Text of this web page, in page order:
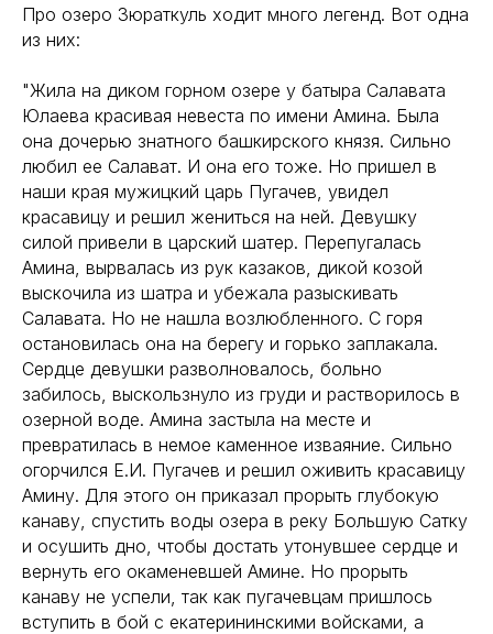
Про озеро Зюраткуль ходит много легенд. Вот одна
из них:
"Жила на диком горном озере у батыра Салавата
Юлаева красивая невеста по имени Амина. Была
она дочерью знатного башкирского князя. Сильно
любил ее Салават. И она его тоже. Но пришел в
наши края мужицкий царь Пугачев, увидел
красавицу и решил жениться на ней. Девушку
силой привели в царский шатер. Перепугалась
Амина, вырвалась из рук казаков, дикой козой
выскочила из шатра и убежала разыскивать
Салавата. Но не нашла возлюбленного. С горя
остановилась она на берегу и горько заплакала.
Сердце девушки разволновалось, больно
забилось, выскользнуло из груди и растворилось в
озерной воде. Амина застыла на месте и
превратилась в немое каменное изваяние. Сильно
огорчился Е.И. Пугачев и решил оживить красавицу
Амину. Для этого он приказал прорыть глубокую
канаву, спустить воды озера в реку Большую Сатку
и осушить дно, чтобы достать утонувшее сердце и
вернуть его окаменевшей Амине. Но прорыть
канаву не успели, так как пугачевцам пришлось
вступить в бой с екатерининскими войсками, а